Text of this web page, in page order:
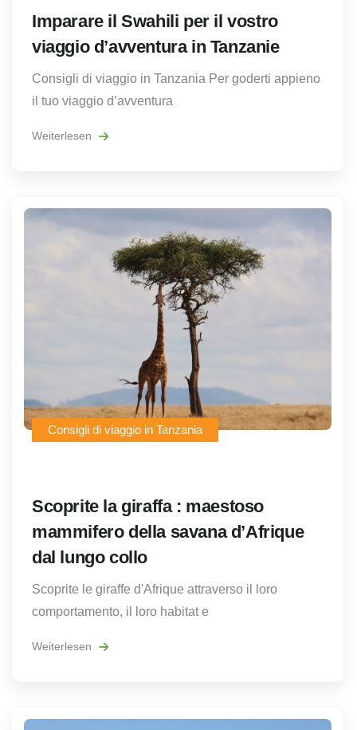
Imparare il Swahili per il vostro
viaggio d’avventura in Tanzanie
Consigli di viaggio in Tanzania Per goderti appieno
il tuo viaggio d’avventura
Weiterlesen
Consigli di viaggio in Tanzania
Scoprite la giraffa : maestoso
mammifero della savana d’Afrique
dal lungo collo
Scoprite le giraffe d'Afrique attraverso il loro
comportamento, il loro habitat e
Weiterlesen